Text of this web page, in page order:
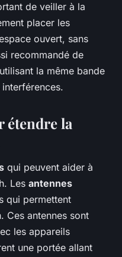
de veiller à la
placer les
ouvert, sans
recommandé de
la même bande
étendre la
qui peuvent aider à
Les antennes
qui permettent
Ces antennes sont
les appareils
une portée allant